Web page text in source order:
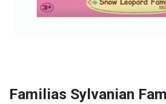
Familias Sylvanian